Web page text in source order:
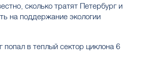
сколько тратят Петербург и
на поддержание экологии
попал в теплый сектор циклона 6